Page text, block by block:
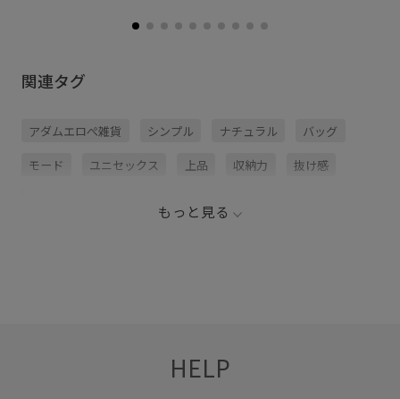
関連タグ
アダムエロぺ雑貨 シンプル ナチュラル バッグ
モード ユニセックス 上品 収納力 抜け感
もっと見る
HELP